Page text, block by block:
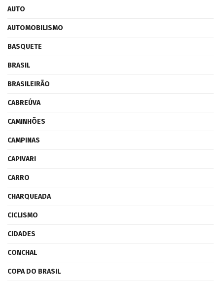
AUTO
AUTOMOBILISMO
BASQUETE
BRASIL
BRASILEIRÃO
CABREÚVA
CAMINHÕES
CAMPINAS
CAPIVARI
CARRO
CHARQUEADA
CICLISMO
CIDADES
CONCHAL
COPA DO BRASIL